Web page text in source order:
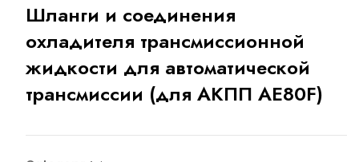
Шланги и соединения
охладителя трансмиссионной
жидкости для автоматической
трансмиссии (для АКПП AE80F)